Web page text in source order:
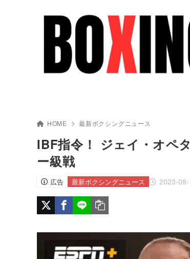
HOME 最新ボクシングニュース
IBF指令！ ジェイ・オペ
ー級戦
広告 2023-
最新ボクシングニュース